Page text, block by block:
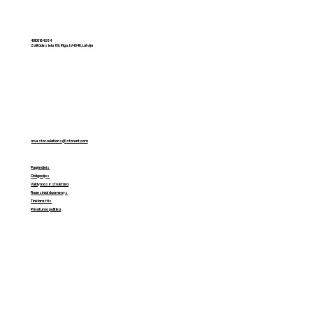
40103164284
Zolitūdes iela 89, Rīga, LV-1046, Latvija
investor.relations@storent.com
Pagrindinis
Obligacijos
Valdymas ir struktūra
Finansiniai duomenys
Tinklaraštis
Privatumo politika